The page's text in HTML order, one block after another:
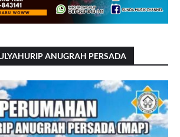
ANUGRAH PERSADA